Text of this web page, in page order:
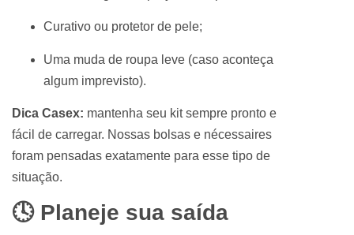
Curativo ou protetor de pele;
Uma muda de roupa leve (caso aconteça
algum imprevisto).
Dica Casex: mantenha seu kit sempre pronto e
fácil de carregar. Nossas bolsas e nécessaires
foram pensadas exatamente para esse tipo de
situação.
🕓 Planeje sua saída